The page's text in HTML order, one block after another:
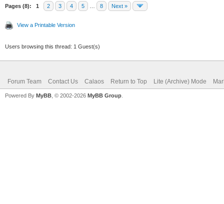
Pages (8): 1 2 3 4 5 8 Next »
View a Printable Version
Users browsing this thread: 1 Guest(s)
Forum Team Contact Us Calaos Return to Top Lite (Archive) Mode
Powered By MyBB , © 2002-2026 MyBB Group